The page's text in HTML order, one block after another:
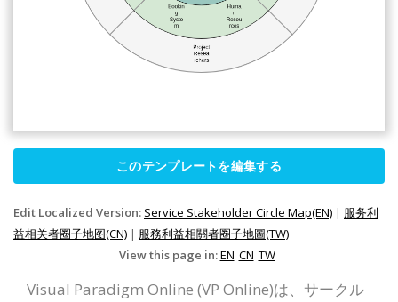
このテンプレートを編集する
Edit Localized Version: Service Stakeholder Circle Map(EN) | 服务利
益相关者圈子地图(CN) | 服務利益相關者圈子地圖(TW)
View this page in:EN CN TW
Visual Paradigm Online (VP Online)は、サークル